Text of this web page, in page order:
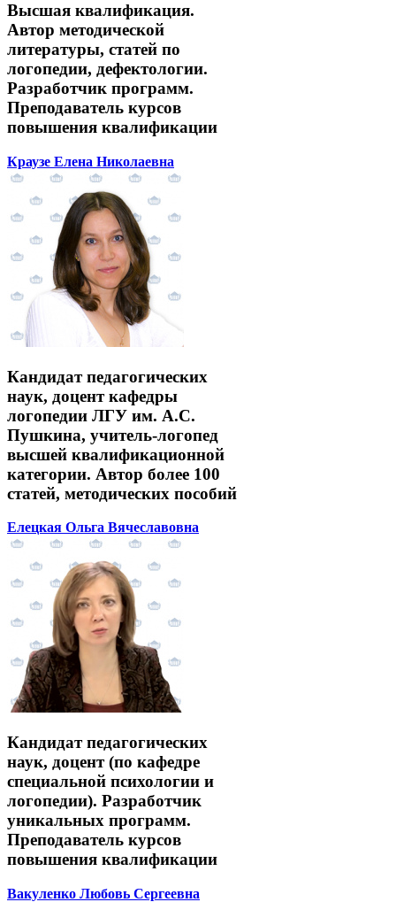
Высшая квалификация.
Автор методической
литературы, статей по
логопедии, дефектологии.
Разработчик программ.
Преподаватель курсов
повышения квалификации
Краузе Елена Николаевна
Кандидат педагогических
наук, доцент кафедры
логопедии ЛГУ им. А.С.
Пушкина, учитель-логопед
высшей квалификационной
категории. Автор более 100
статей, методических пособий
Елецкая Ольга Вячеславовна
Кандидат педагогических
наук, доцент (по кафедре
специальной психологии и
логопедии). Разработчик
уникальных программ.
Преподаватель курсов
повышения квалификации
Вакуленко Любовь Сергеевна